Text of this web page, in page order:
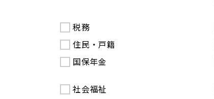
税務
住民・戸籍
国保年金
社会福祉